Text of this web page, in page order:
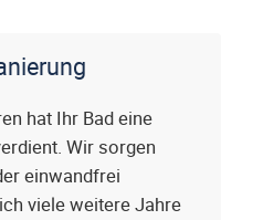
hat Ihr Bad eine
Wir sorgen
einwandfrei
viele weitere Jahre